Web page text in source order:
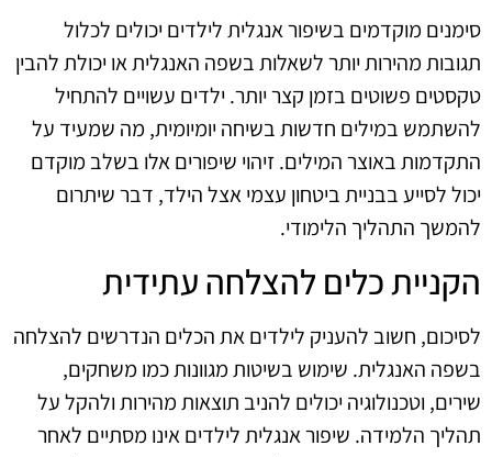
סימנים מוקדמים בשיפור אנגלית לילדים יכולים לכלול
תגובות מהירות יותר לשאלות בשפה האנגלית או יכולת להבין
טקסטים פשוטים בזמן קצר יותר. ילדים עשויים להתחיל
להשתמש במילים חדשות בשיחה יומיומית, מה שמעיד על
התקדמות באוצר המילים. זיהוי שיפורים אלו בשלב מוקדם
יכול לסייע בבניית ביטחון עצמי אצל הילד, דבר שיתרום
להמשך התהליך הלימודי.
הקניית כלים להצלחה עתידית
לסיכום, חשוב להעניק לילדים את הכלים הנדרשים להצלחה
בשפה האנגלית. שימוש בשיטות מגוונות כמו משחקים,
שירים, וטכנולוגיה יכולים להניב תוצאות מהירות ולהקל על
תהליך הלמידה. שיפור אנגלית לילדים אינו מסתיים לאחר